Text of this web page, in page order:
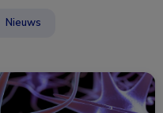
Nieuws